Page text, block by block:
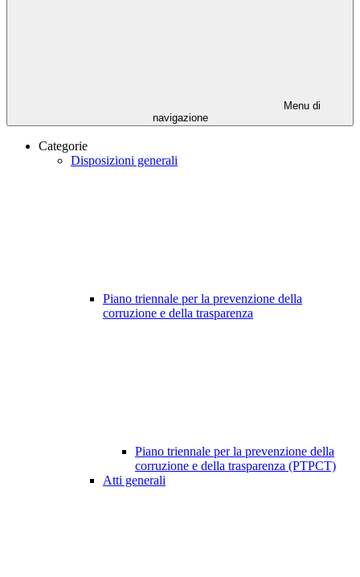
Menu di
navigazione
Categorie
Disposizioni generali
Piano triennale per la prevenzione della
corruzione e della trasparenza
Piano triennale per la prevenzione della
corruzione e della trasparenza (PTPCT)
Atti generali